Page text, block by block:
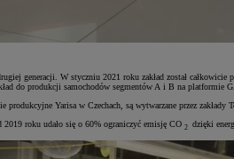
generacji. W styczniu 2021 roku zakład został
do produkcji samochodów segmentów A i B na platformie
Yarisa w Czechach, są wytwarzane przez
roku udało się o 60% ograniczyć emisję CO 2 dzięki